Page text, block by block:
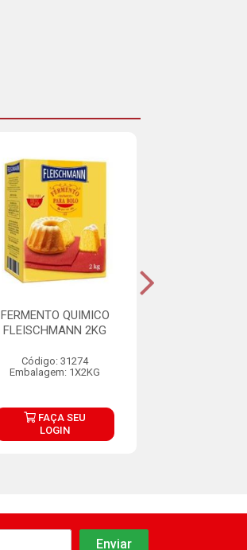
FERMENTO QUIMICO
FLEISCHMANN 2KG
Código: 31274
Embalagem: 1X2KG
FAÇA SEU
LOGIN